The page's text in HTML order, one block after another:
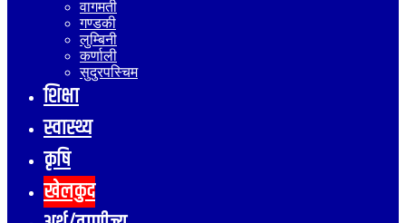
वागमती
गण्डकी
लुम्बिनी
कर्णाली
सुदुरपस्चिम
शिक्षा
स्वास्थ्य
कृषि
खेलकुद